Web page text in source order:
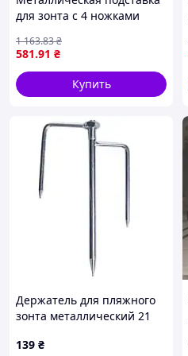
для зонта с 4 ножками
фиксация зонта
581.91 ₴
1 163.83₴
Купить
Держатель для пляжного
зонта металлический 21
139 ₴